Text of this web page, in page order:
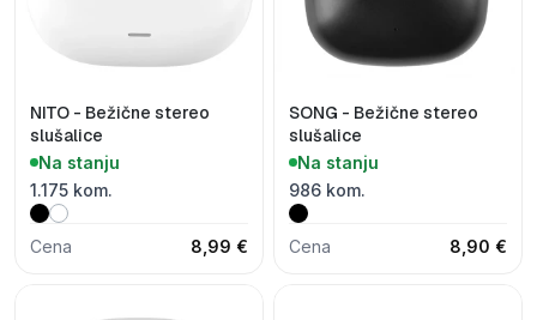
NITO - Bežične stereo
slušalice
Na stanju
1.175 kom.
Cena 8,99 €
SONG - Bežične stereo
slušalice
Na stanju
986 kom.
Cena 8,90 €